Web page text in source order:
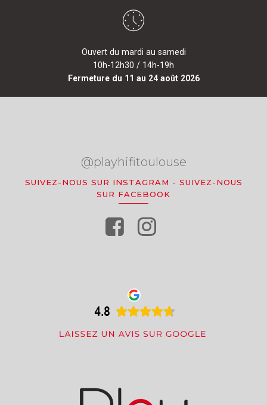
Ouvert du mardi au samedi
10h-12h30 / 14h-19h
Fermeture du 11 au 24 août 2026
@playhifitoulouse
SUIVEZ-NOUS SUR INSTAGRAM - SUIVEZ-NOUS
SUR FACEBOOK